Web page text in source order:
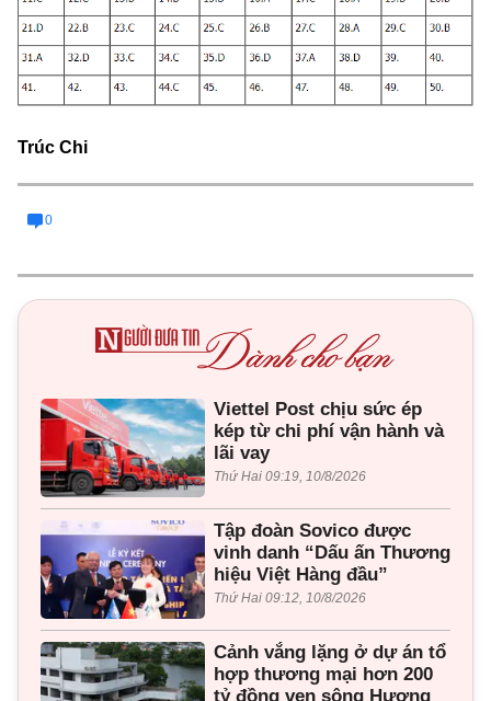
Trúc Chi
0
Viettel Post chịu sức ép
kép từ chi phí vận hành và
lãi vay
Thứ Hai 09:19, 10/8/2026
Tập đoàn Sovico được
vinh danh “Dấu ấn Thương
hiệu Việt Hàng đầu”
Thứ Hai 09:12, 10/8/2026
Cảnh vắng lặng ở dự án tổ
hợp thương mại hơn 200
tỷ đồng ven sông Hương